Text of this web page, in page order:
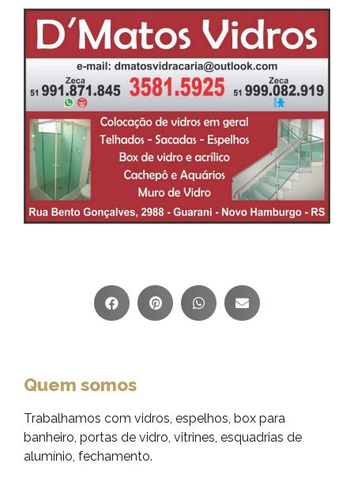
Quem somos
Trabalhamos com vidros, espelhos, box para
banheiro, portas de vidro, vitrines, esquadrias de
alumínio, fechamento.